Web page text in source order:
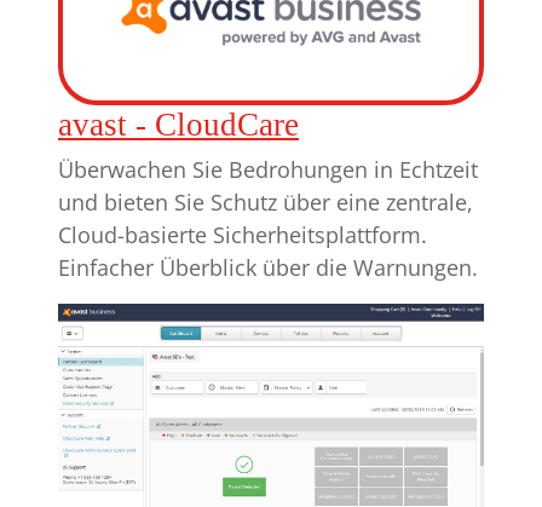
avast - CloudCare
Überwachen Sie Bedrohungen in Echtzeit
und bieten Sie Schutz über eine zentrale,
Cloud-basierte Sicherheitsplattform.
Einfacher Überblick über die Warnungen.